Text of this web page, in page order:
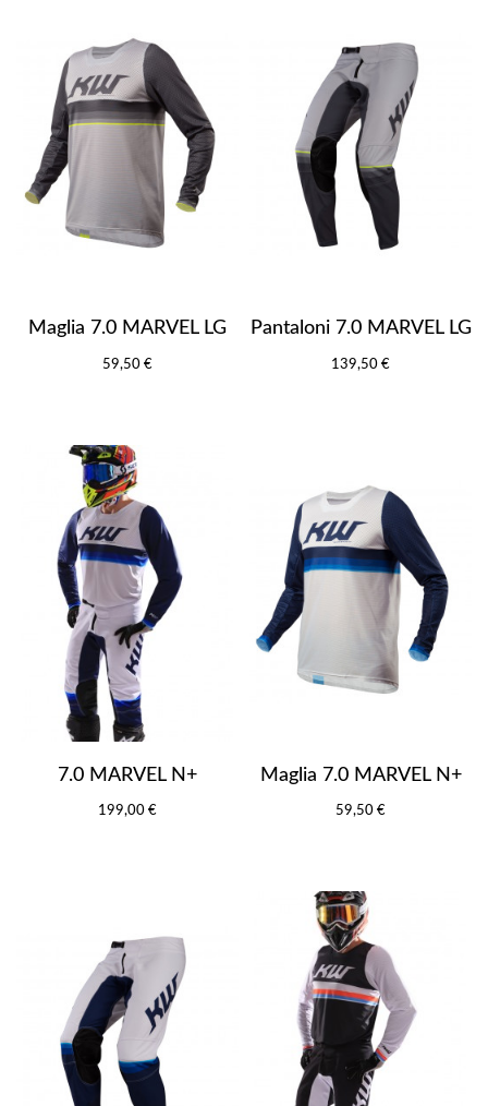
Maglia 7.0 MARVEL LG
59,50 €
Pantaloni 7.0 MARVEL LG
139,50 €
7.0 MARVEL N+
199,00 €
Maglia 7.0 MARVEL N+
59,50 €